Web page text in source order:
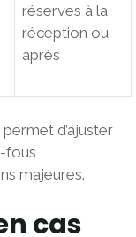
réserves à la
réception ou
après
d’ajuster
fous
majeures.
cas